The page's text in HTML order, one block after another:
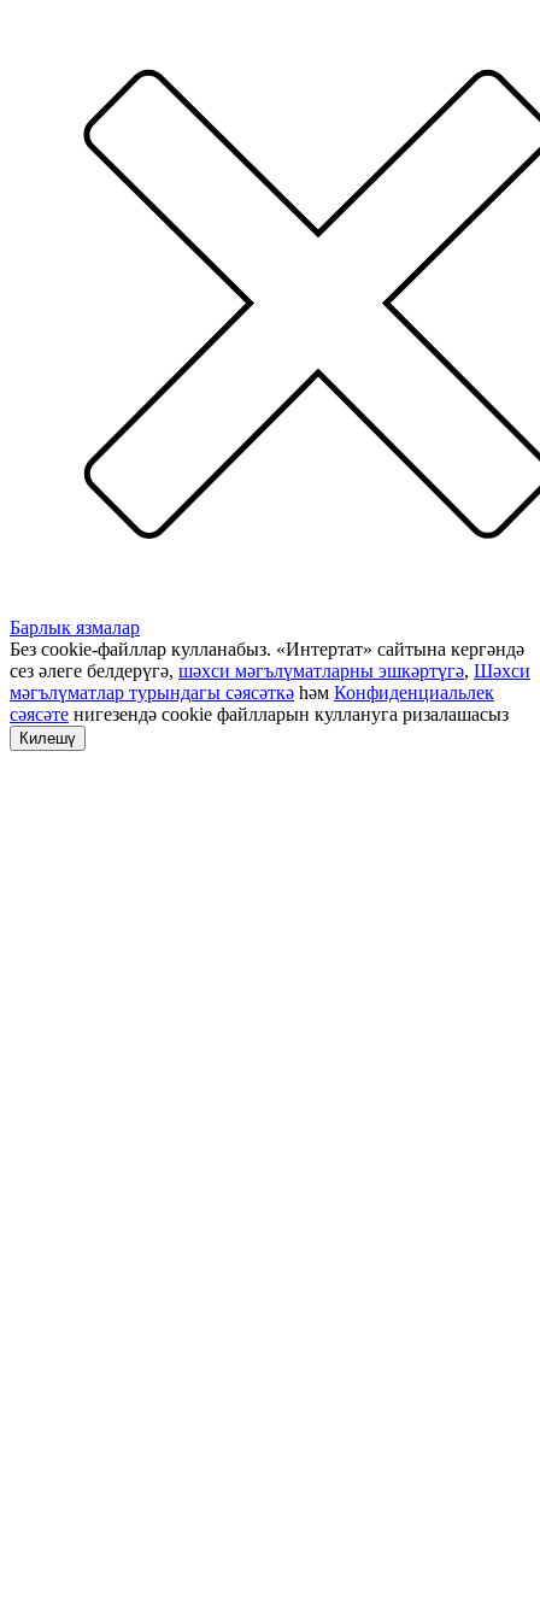
Барлык язмалар
Без cookie-файллар кулланабыз. «Интертат» сайтына кергәндә
сез әлеге белдерүгә, шәхси мәгълүматларны эшкәртүгә, Шәхси
мәгълүматлар турындагы сәясәткә һәм Конфиденциальлек
сәясәте нигезендә cookie файлларын куллануга ризалашасыз
Килешү